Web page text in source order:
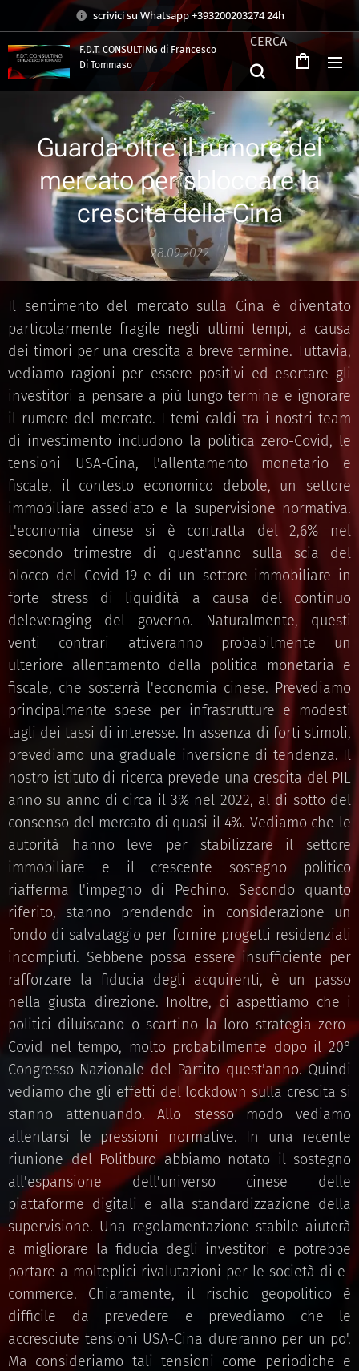
scrivici su Whatsapp +393200203274 24h
F.D.T. CONSULTING di Francesco
Di Tommaso
CERCA
Guarda oltre il rumore del
mercato per sbloccare la
crescita della Cina
28.09.2022
Il sentimento del mercato sulla Cina è diventato
particolarmente fragile negli ultimi tempi, a causa
dei timori per una crescita a breve termine. Tuttavia,
vediamo ragioni per essere positivi ed esortare gli
investitori a pensare a più lungo termine e ignorare
il rumore del mercato. I temi caldi tra i nostri team
di investimento includono la politica zero-Covid, le
tensioni USA-Cina, l'allentamento monetario e
fiscale, il contesto economico debole, un settore
immobiliare assediato e la supervisione normativa.
L'economia cinese si è contratta del 2,6% nel
secondo trimestre di quest'anno sulla scia del
blocco del Covid-19 e di un settore immobiliare in
forte stress di liquidità a causa del continuo
deleveraging del governo. Naturalmente, questi
venti contrari attiveranno probabilmente un
ulteriore allentamento della politica monetaria e
fiscale, che sosterrà l'economia cinese. Prevediamo
principalmente spese per infrastrutture e modesti
tagli dei tassi di interesse. In assenza di forti stimoli,
prevediamo una graduale inversione di tendenza. Il
nostro istituto di ricerca prevede una crescita del PIL
anno su anno di circa il 3% nel 2022, al di sotto del
consenso del mercato di quasi il 4%. Vediamo che le
autorità hanno leve per stabilizzare il settore
immobiliare e il crescente sostegno politico
riafferma l'impegno di Pechino. Secondo quanto
riferito, stanno prendendo in considerazione un
fondo di salvataggio per fornire progetti residenziali
incompiuti. Sebbene possa essere insufficiente per
rafforzare la fiducia degli acquirenti, è un passo
nella giusta direzione. Inoltre, ci aspettiamo che i
politici diluiscano o scartino la loro strategia zero-
Covid nel tempo, molto probabilmente dopo il 20°
Congresso Nazionale del Partito quest'anno. Quindi
vediamo che gli effetti del lockdown sulla crescita si
stanno attenuando. Allo stesso modo vediamo
allentarsi le pressioni normative. In una recente
riunione del Politburo abbiamo notato il sostegno
all'espansione dell'universo cinese delle
piattaforme digitali e alla standardizzazione della
supervisione. Una regolamentazione stabile aiuterà
a migliorare la fiducia degli investitori e potrebbe
portare a molteplici rivalutazioni per le società di e-
commerce. Chiaramente, il rischio geopolitico è
difficile da prevedere e prevediamo che le
accresciute tensioni USA-Cina dureranno per un po'.
Ma consideriamo tali tensioni come periodiche e